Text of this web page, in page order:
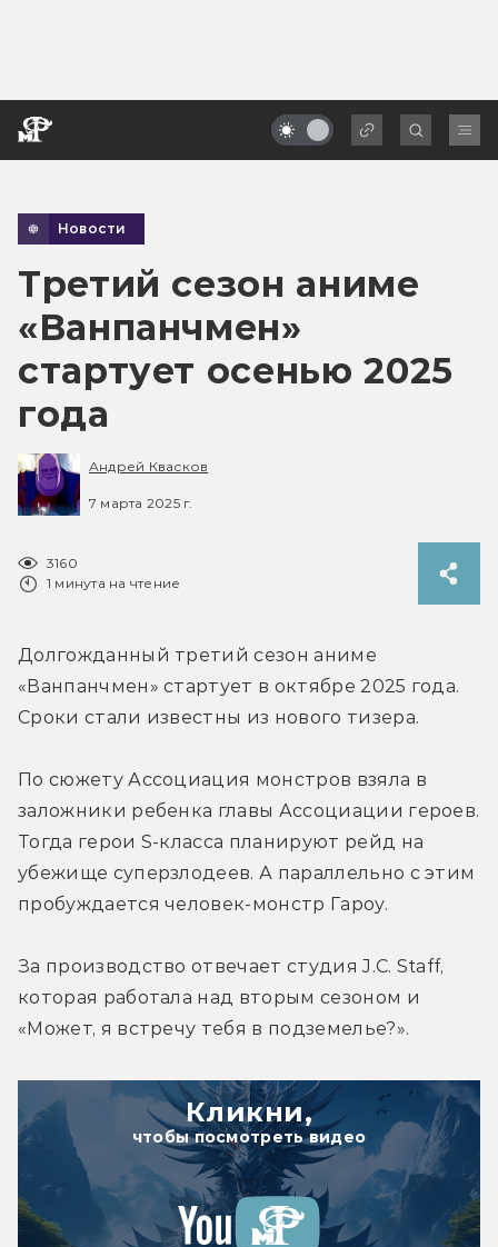
Новости
Третий сезон аниме
«Ванпанчмен»
стартует осенью 2025
года
Андрей Квасков
7 марта 2025 г.
3160
1 минута на чтение
Долгожданный третий сезон аниме
«Ванпанчмен» стартует в октябре 2025 года.
Сроки стали известны из нового тизера.
По сюжету Ассоциация монстров взяла в
заложники ребенка главы Ассоциации героев.
Тогда герои S-класса планируют рейд на
убежище суперзлодеев. А параллельно с этим
пробуждается человек-монстр Гароу.
За производство отвечает студия J.C. Staff,
которая работала над вторым сезоном и
«Может, я встречу тебя в подземелье?».
Кликни,
чтобы посмотреть видео